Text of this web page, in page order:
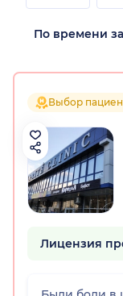
Выбор
Лицензия